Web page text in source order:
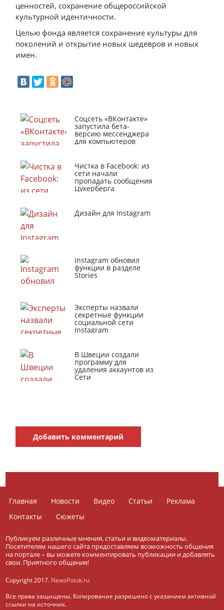
ценностей, сохранение общероссийской
культурной идентичности.
Целью фонда является сохранение культуры для
поколений и открытие новых шедевров и новых
имен.
Соцсеть «ВКонтакте»
запустила бета-
версию мессенджера
для компьютеров
Чистка в Facebook: из
сети начали
пропадать сообщения
Цукерберга
Дизайн для Instagram
Instagram обновил
функции в разделе
Stories
Эксперты назвали
секретные функции
социальной сети
Instagram
В Швеции создали
программу для
удаления аккаунтов из
Сети
Добавить комментарий
Главная Новости Видео Статьи
Реклама
Контакты
Сюжеты
Публикуем различные мнения, статьи и видеоматериалы.
Посетителям нашего сайта предоставляем возможность общения
на портале – вы можете комментировать публикации и добавлять
свои. Приятного общения!
Copyright 2017. NewsPotok.ru
Все права защищены. Копирование разрешено с указанием активной
ссылки на источник.